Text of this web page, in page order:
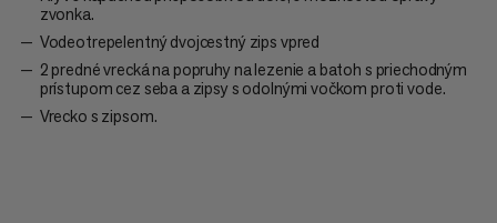
zvonka.
Vodeotrepelentný dvojcestný zips vpred
2 predné vrecká na popruhy na lezenie a batoh s priechodným
prístupom cez seba a zipsy s odolnými vočkom proti vode.
Vrecko s zipsom.